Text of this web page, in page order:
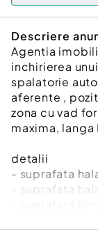
Descriere
Agentia
inchirierea
spalatorie
aferente ,
zona cu vad
maxima, langa
detalii
- suprafata
- suprafata
- suprafata